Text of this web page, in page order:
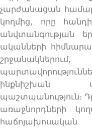
չարժանացան
կողմից, որը
անվտանգության
ականների
ինքնիշխան
պաշտպանություն։
առաջնորդների